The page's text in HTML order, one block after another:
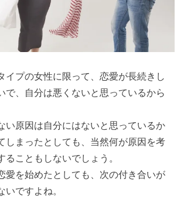
イプの女性に限って、恋愛が長続きし
で、自分は悪くないと思っているから
い原因は自分にはないと思っているか
しまったとしても、当然何が原因を考
ることもしないでしょう。
愛を始めたとしても、次の付き合いが
いですよね。